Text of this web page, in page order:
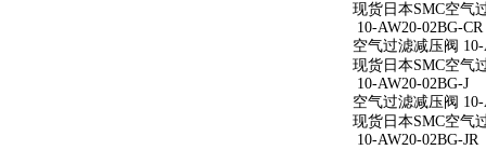
现货日本SMC空气
10-AW20-02BG-CR
空气过滤减压阀 10-
现货日本SMC空气
10-AW20-02BG-J
空气过滤减压阀 10-
现货日本SMC空气
10-AW20-02BG-JR